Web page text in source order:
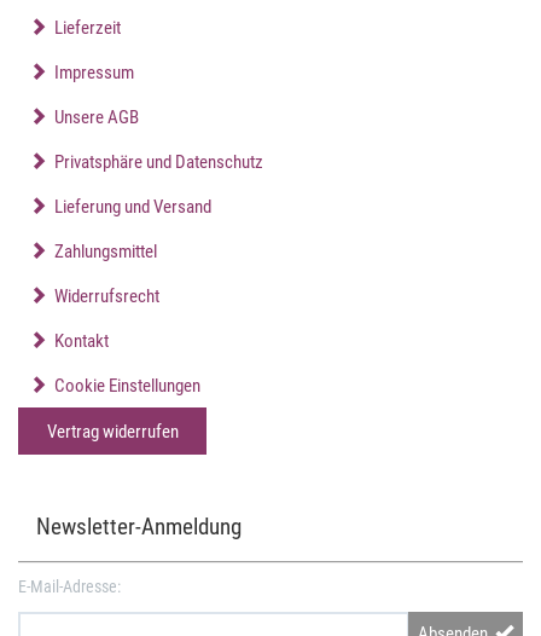
Lieferzeit
Impressum
Unsere AGB
Privatsphäre und Datenschutz
Lieferung und Versand
Zahlungsmittel
Widerrufsrecht
Kontakt
Cookie Einstellungen
Vertrag widerrufen
Newsletter-Anmeldung
E-Mail-Adresse: